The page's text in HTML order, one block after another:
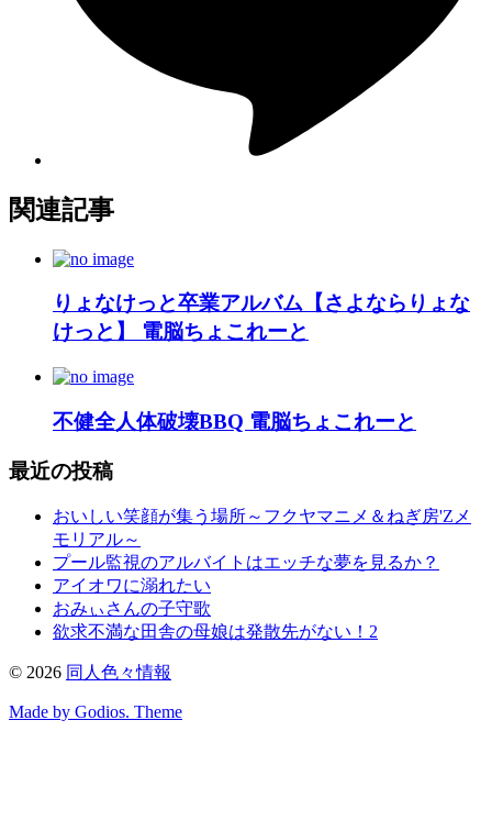
関連記事
りょなけっと卒業アルバム【さよならりょな
けっと】 電脳ちょこれーと
不健全人体破壊BBQ 電脳ちょこれーと
最近の投稿
おいしい笑顔が集う場所～フクヤマニメ＆ねぎ房'Zメ
モリアル～
プール監視のアルバイトはエッチな夢を見るか？
アイオワに溺れたい
おみぃさんの子守歌
欲求不満な田舎の母娘は発散先がない！2
© 2026 同人色々情報
Made by Godios. Theme